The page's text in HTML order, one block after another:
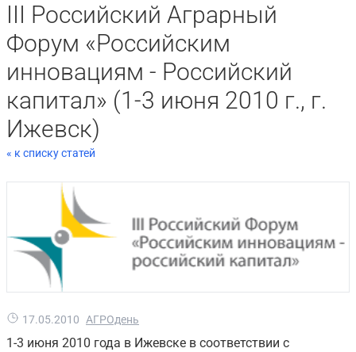
III Российский Аграрный
Форум «Российским
инновациям - Российский
капитал» (1-3 июня 2010 г., г.
Ижевск)
« к списку статей
17.05.2010 АГРОдень
1-3 июня 2010 года в Ижевске в соответствии с